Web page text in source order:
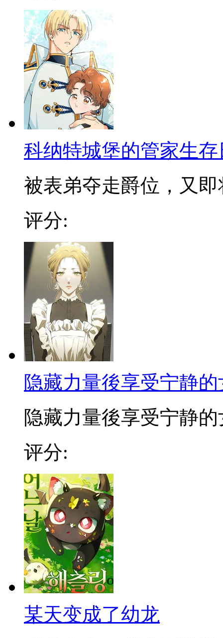
科纳特城堡的管家生存
被表弟夺走爵位，又即
评分:
隐藏力量後享受宁静
隐藏力量後享受宁静的
评分:
某天变成了幼龙